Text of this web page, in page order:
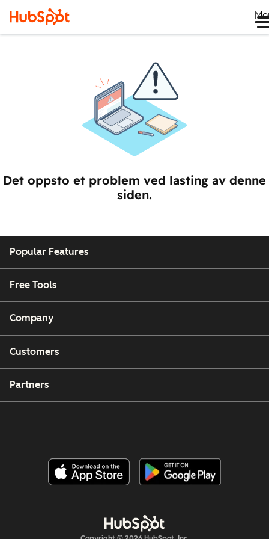
Det oppsto et problem ved lasting av denne
siden.
Popular Features
Free Tools
Company
Customers
Partners